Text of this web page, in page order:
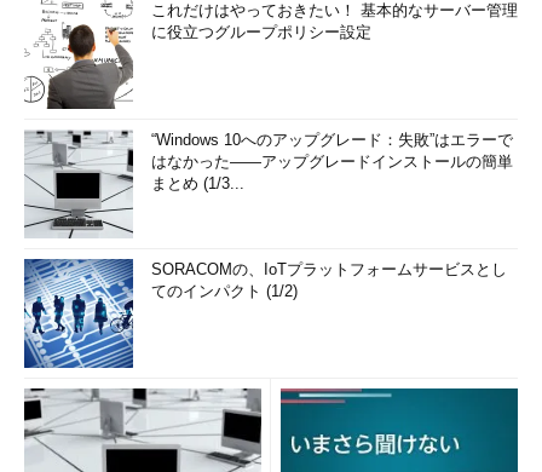
これだけはやっておきたい！ 基本的なサーバー管理
に役立つグループポリシー設定
“Windows 10へのアップグレード：失敗”はエラーで
はなかった――アップグレードインストールの簡単
まとめ (1/3...
SORACOMの、IoTプラットフォームサービスとし
てのインパクト (1/2)